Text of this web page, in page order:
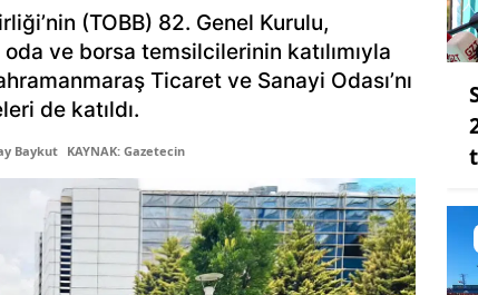
Antalya
Artvin
Balıkesir
Bilecik
Bingöl
(TOBB) 82. Genel Kurulu,
ve borsa temsilcilerinin katılımıyla
Ticaret ve Sanayi Odası’nı
de katıldı.
Baykut KAYNAK: Gazetecin